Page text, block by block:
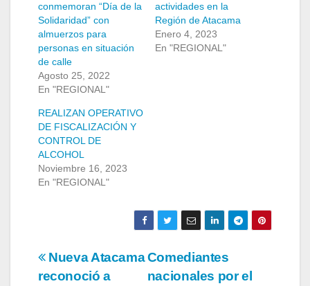
conmemoran “Día de la
Solidaridad” con
almuerzos para
personas en situación
de calle
Agosto 25, 2022
En "REGIONAL"
actividades en la
Región de Atacama
Enero 4, 2023
En "REGIONAL"
REALIZAN OPERATIVO
DE FISCALIZACIÓN Y
CONTROL DE
ALCOHOL
Noviembre 16, 2023
En "REGIONAL"
NavegaciónComediantes
nacionales por el
Nueva Atacama
reconoció a